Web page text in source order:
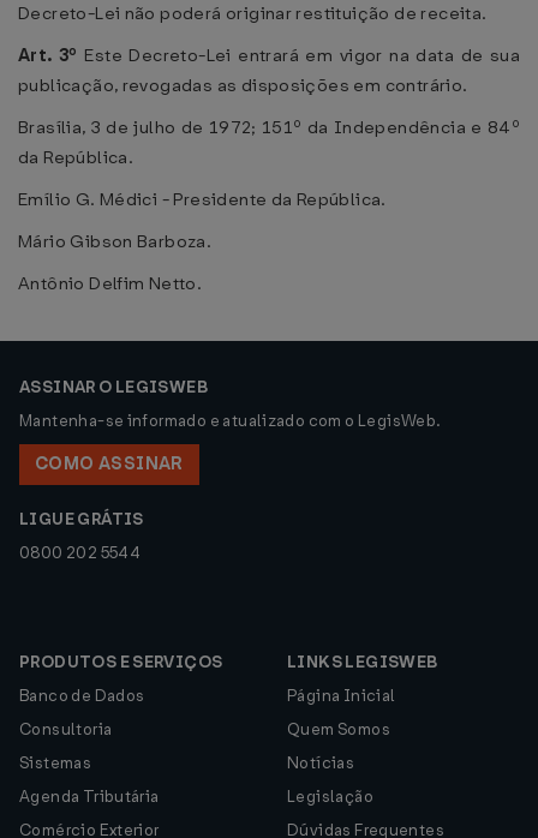
Decreto-Lei não poderá originar restituição de receita.
Art. 3º Este Decreto-Lei entrará em vigor na data de sua
publicação, revogadas as disposições em contrário.
Brasília, 3 de julho de 1972; 151º da Independência e 84º
da República.
Emílio G. Médici - Presidente da República.
Mário Gibson Barboza.
Antônio Delfim Netto.
ASSINAR O LEGISWEB
Mantenha-se informado e atualizado com o LegisWeb.
COMO ASSINAR
LIGUE GRÁTIS
0800 202 5544
PRODUTOS E SERVIÇOS
Banco de Dados
Consultoria
Sistemas
Agenda Tributária
Comércio Exterior
LINKS LEGISWEB
Página Inicial
Quem Somos
Notícias
Legislação
Dúvidas Frequentes